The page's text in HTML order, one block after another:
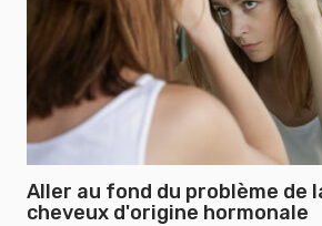
Aller au fond du problème de
cheveux d'origine hormonale